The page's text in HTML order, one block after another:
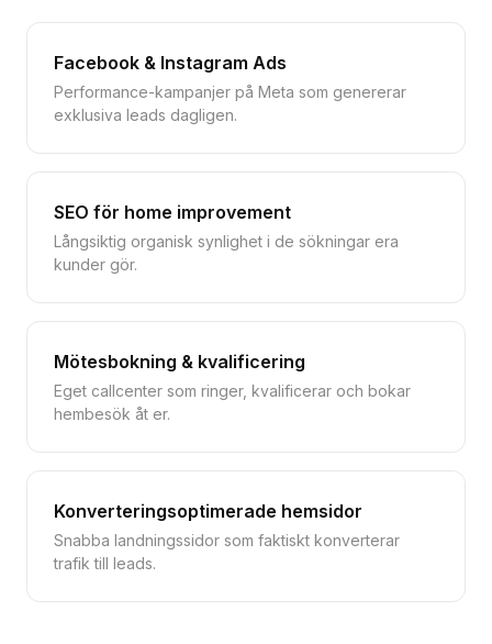
Facebook & Instagram Ads
Performance-kampanjer på Meta som genererar
exklusiva leads dagligen.
SEO för home improvement
Långsiktig organisk synlighet i de sökningar era
kunder gör.
Mötesbokning & kvalificering
Eget callcenter som ringer, kvalificerar och bokar
hembesök åt er.
Konverteringsoptimerade hemsidor
Snabba landningssidor som faktiskt konverterar
trafik till leads.